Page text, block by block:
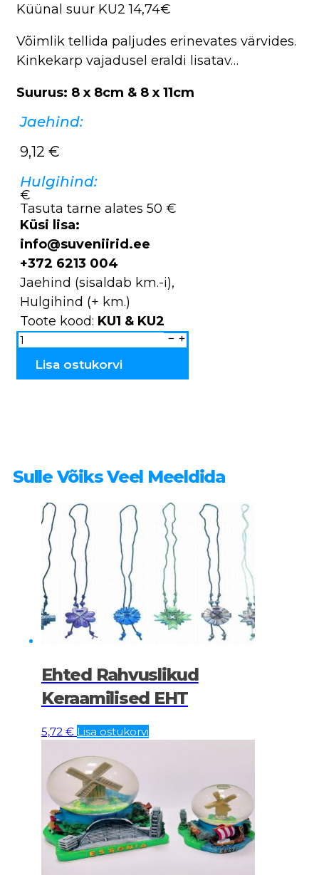
Küünal suur KU2 14,74€
Võimlik tellida paljudes erinevates värvides.
Kinkekarp vajadusel eraldi lisatav…
Suurus: 8 x 8cm & 8 x 11cm
Jaehind:
9,12 €
Hulgihind:
€
Tasuta tarne alates 50 €
Küsi lisa:
info@suveniirid.ee
+372 6213 004
Jaehind (sisaldab km.-i),
Hulgihind (+ km.)
Toote kood: KU1 & KU2
Lille
Käsitööküünlad
KU1
kogusLisa ostukorvi
Sulle Võiks Veel Meeldida
Ehted Rahvuslikud
Keraamilised EHT
5,72 € Lisa ostukorvi